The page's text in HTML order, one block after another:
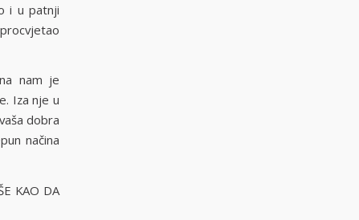
i u patnji
nam je
Iza nje u
dobra
načina
KAO DA